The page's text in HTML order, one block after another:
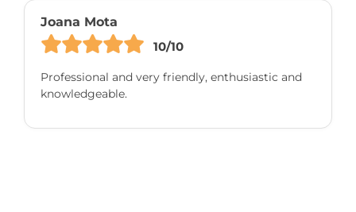
Joana Mota
10/10
Professional and very friendly, enthusiastic and
knowledgeable.